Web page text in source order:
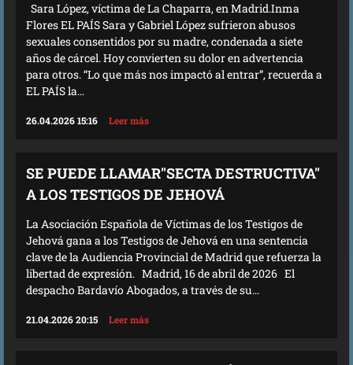
Sara López, víctima de La Chaparra, en Madrid.Inma
Flores EL PAÍS Sara y Gabriel López sufrieron abusos
sexuales consentidos por su madre, condenada a siete
años de cárcel. Hoy convierten su dolor en advertencia
para otros. “Lo que más nos impactó al entrar”, recuerda a
EL PAÍS la...
26.04.2026 15:16 Leer más
SE PUEDE LLAMAR"SECTA DESTRUCTIVA"
A LOS TESTIGOS DE JEHOVÁ
La Asociación Española de Víctimas de los Testigos de
Jehová gana a los Testigos de Jehová en una sentencia
clave de la Audiencia Provincial de Madrid que refuerza la
libertad de expresión. Madrid, 16 de abril de 2026 El
despacho Bardavío Abogados, a través de su...
21.04.2026 20:15 Leer más